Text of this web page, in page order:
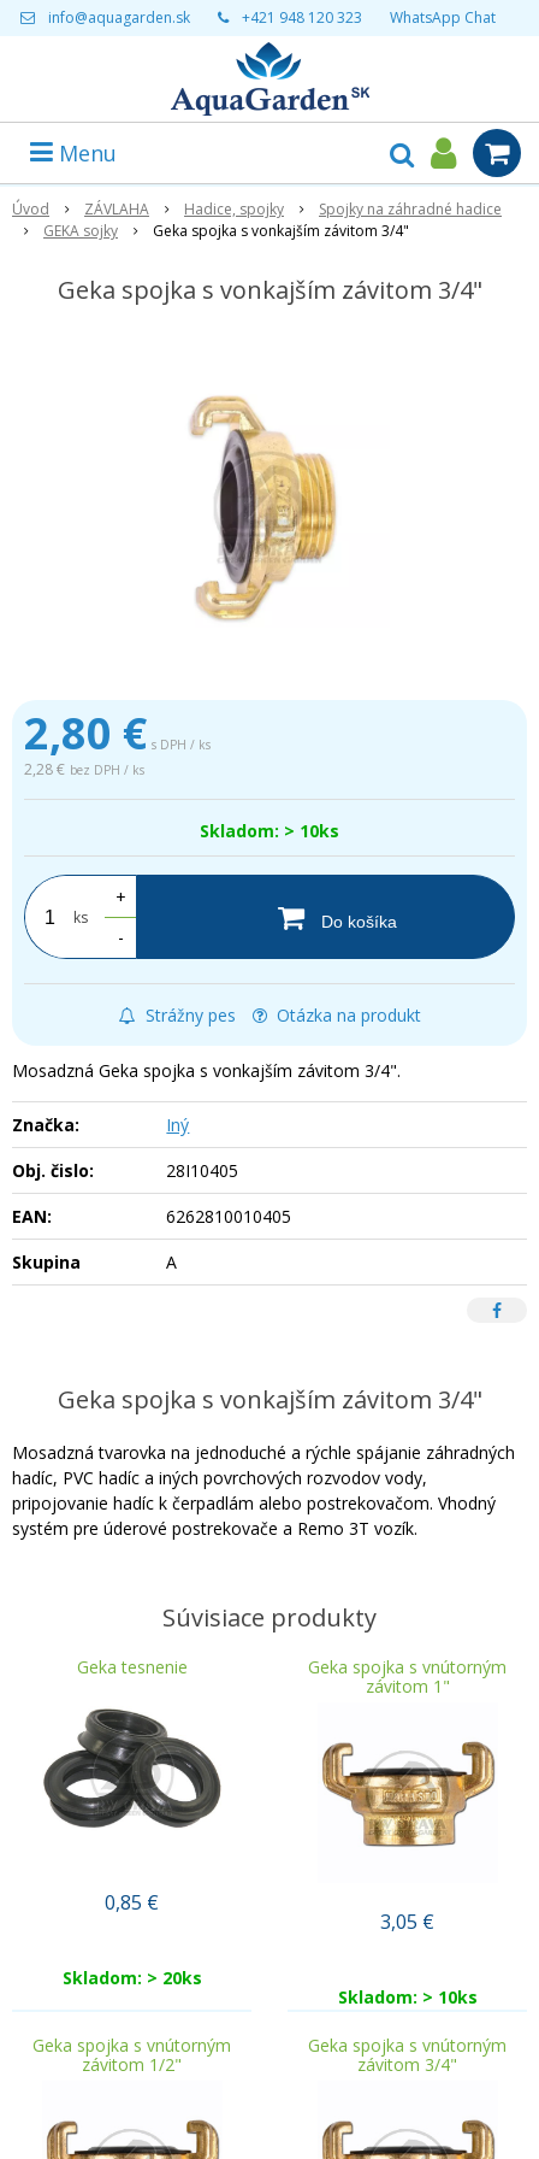
info@aquagarden.sk +421 948 120 323 WhatsApp Chat
Menu
Úvod ZÁVLAHA Hadice, spojky
Spojky na záhradné hadice
GEKA sojky
Geka spojka s vonkajším závitom 3/4"
Geka spojka s vonkajším závitom 3/4"
2,80 € s DPH / ks
2,28 € bez DPH / ks
Skladom: > 10ks
ks
+
-
Do košíka
Strážny pes Otázka na produkt
Mosadzná Geka spojka s vonkajším závitom 3/4".
Značka:
Iný
Obj. čislo:
28I10405
EAN:
6262810010405
Skupina
A
Geka spojka s vonkajším závitom 3/4"
Mosadzná tvarovka na jednoduché a rýchle spájanie záhradných
hadíc, PVC hadíc a iných povrchových rozvodov vody,
pripojovanie hadíc k čerpadlám alebo postrekovačom. Vhodný
systém pre úderové postrekovače a Remo 3T vozík.
Súvisiace produkty
Geka tesnenie
0,85 €
Skladom: > 20ks
Geka spojka s vnútorným
závitom 1"
3,05 €
Skladom: > 10ks
Geka spojka s vnútorným
závitom 1/2"
Geka spojka s vnútorným
závitom 3/4"